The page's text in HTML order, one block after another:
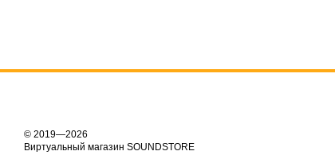
© 2019—2026
Виртуальный магазин SOUNDSTORE